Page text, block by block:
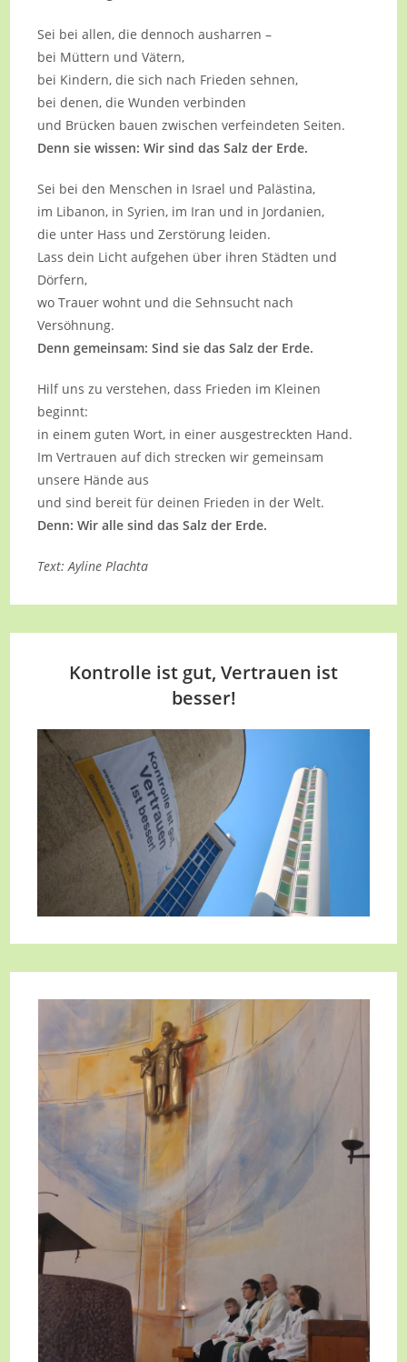
Sei bei allen, die dennoch ausharren –
bei Müttern und Vätern,
bei Kindern, die sich nach Frieden sehnen,
bei denen, die Wunden verbinden
und Brücken bauen zwischen verfeindeten Seiten.
Denn sie wissen: Wir sind das Salz der Erde.
Sei bei den Menschen in Israel und Palästina,
im Libanon, in Syrien, im Iran und in Jordanien,
die unter Hass und Zerstörung leiden.
Lass dein Licht aufgehen über ihren Städten und
Dörfern,
wo Trauer wohnt und die Sehnsucht nach
Versöhnung.
Denn gemeinsam: Sind sie das Salz der Erde.
Hilf uns zu verstehen, dass Frieden im Kleinen
beginnt:
in einem guten Wort, in einer ausgestreckten Hand.
Im Vertrauen auf dich strecken wir gemeinsam
unsere Hände aus
und sind bereit für deinen Frieden in der Welt.
Denn: Wir alle sind das Salz der Erde.
Text: Ayline Plachta
Kontrolle ist gut, Vertrauen ist
besser!